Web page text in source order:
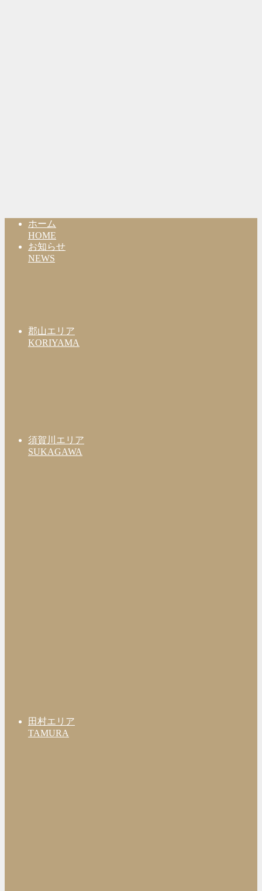
ホーム
HOME
お知らせ
NEWS
郡山エリア
KORIYAMA
須賀川エリア
SUKAGAWA
田村エリア
TAMURA